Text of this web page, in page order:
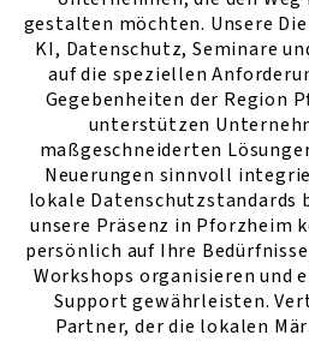
gestalten möchten. Unsere
KI, Datenschutz, Seminare
auf die speziellen
Gegebenheiten der Region
unterstützen
maßgeschneiderten
Neuerungen sinnvoll
lokale Datenschutzstandards
unsere Präsenz in Pforzheim
persönlich auf Ihre
Workshops organisieren und
Support gewährleisten.
Partner, der die lokalen